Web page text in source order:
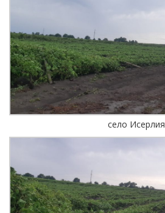
село Исерлия